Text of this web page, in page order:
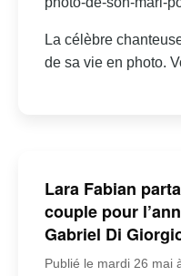
La célèbre
de sa vie en photo.
Lara Fabian
couple pour
Gabriel Di
Publié le mardi 26 mai